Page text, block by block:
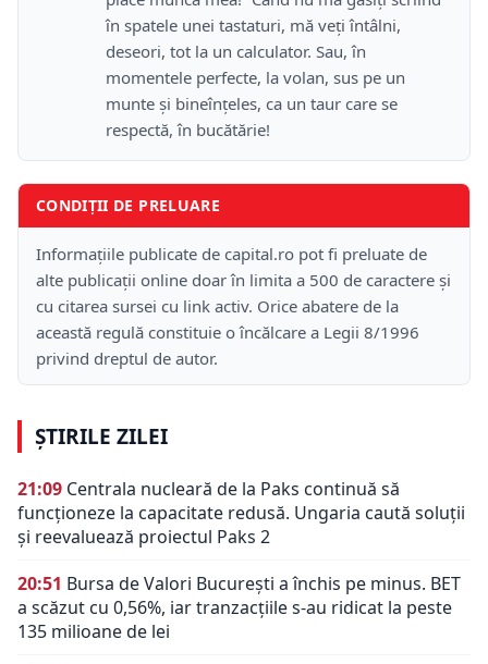
în spatele unei tastaturi, mă veţi întâlni,
deseori, tot la un calculator. Sau, în
momentele perfecte, la volan, sus pe un
munte şi bineînţeles, ca un taur care se
respectă, în bucătărie!
CONDIȚII DE PRELUARE
Informațiile publicate de capital.ro pot fi preluate de
alte publicații online doar în limita a 500 de caractere și
cu citarea sursei cu link activ. Orice abatere de la
această regulă constituie o încălcare a Legii 8/1996
privind dreptul de autor.
ȘTIRILE ZILEI
21:09 Centrala nucleară de la Paks continuă să
funcționeze la capacitate redusă. Ungaria caută soluții
și reevaluează proiectul Paks 2
20:51 Bursa de Valori București a închis pe minus. BET
a scăzut cu 0,56%, iar tranzacțiile s-au ridicat la peste
135 milioane de lei